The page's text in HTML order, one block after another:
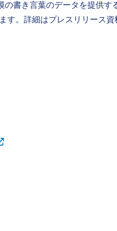
書き言葉のデータを提供す
。詳細はプレスリリース資